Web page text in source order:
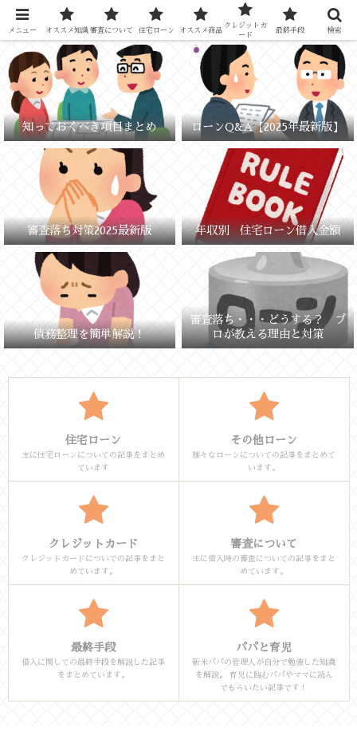
元銀行員が教える「失敗しないお金の選び方」
知っておくべき項目まとめ ローンQ&A【2025年最新版】
審査落ち対策2025最新版 年収別 住宅ローン借入金額
債務整理を簡単解説！
審査落ち・・・どうする？ プ
ロが教える理由と対策
住宅ローン
主に住宅ローンについての記事をまとめ
ています
その他ローン
様々なローンについての記事をまとめて
います。
クレジットカード
クレジットカードについての記事をまと
めています。
審査について
主に借入時の審査についての記事をまと
めています。
最終手段
借入に関しての最終手段を解説した記事
をまとめています。
パパと育児
新米パパの管理人が自分で勉強した知識
を解説。 育児に臨むパパやママに読ん
でもらいたい記事です！
メニュー オススメ知識 審査について 住宅ローン オススメ商品
クレジットカ
ード
最終手段 検索